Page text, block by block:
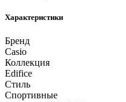
Характеристики
Бренд
Casio
Коллекция
Edifice
Стиль
Спортивные